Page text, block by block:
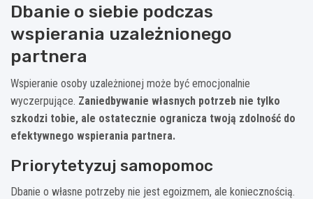
Dbanie o siebie podczas
wspierania uzależnionego
partnera
Wspieranie osoby uzależnionej może być emocjonalnie
wyczerpujące. Zaniedbywanie własnych potrzeb nie tylko
szkodzi tobie, ale ostatecznie ogranicza twoją zdolność do
efektywnego wspierania partnera.
Priorytetyzuj samopomoc
Dbanie o własne potrzeby nie jest egoizmem, ale koniecznością.